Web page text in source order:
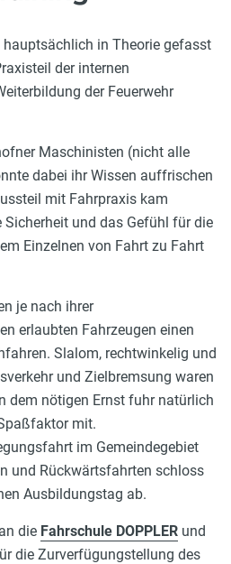
in Theorie gefasst
der internen
der Feuerwehr
Maschinisten (nicht alle
dabei ihr Wissen auffrischen
mit Fahrpraxis kam
und das Gefühl für die
Einzelnen von Fahrt zu Fahrt
je nach ihrer
erlaubten Fahrzeugen einen
Slalom, rechtwinkelig und
und Zielbremsung waren
dem nötigen Ernst fuhr natürlich
mit.
im Gemeindegebiet
und Rückwärtsfahrten schloss
Ausbildungstag ab.
die Fahrschule DOPPLER und
die Zurverfügungstellung des